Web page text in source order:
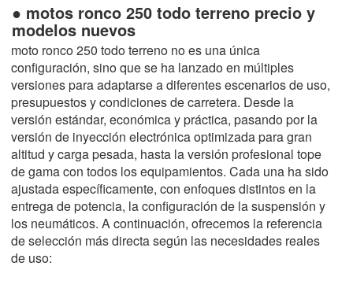
● motos ronco 250 todo terreno precio y
modelos nuevos
moto ronco 250 todo terreno no es una única
configuración, sino que se ha lanzado en múltiples
versiones para adaptarse a diferentes escenarios de uso,
presupuestos y condiciones de carretera. Desde la
versión estándar, económica y práctica, pasando por la
versión de inyección electrónica optimizada para gran
altitud y carga pesada, hasta la versión profesional tope
de gama con todos los equipamientos. Cada una ha sido
ajustada específicamente, con enfoques distintos en la
entrega de potencia, la configuración de la suspensión y
los neumáticos. A continuación, ofrecemos la referencia
de selección más directa según las necesidades reales
de uso: